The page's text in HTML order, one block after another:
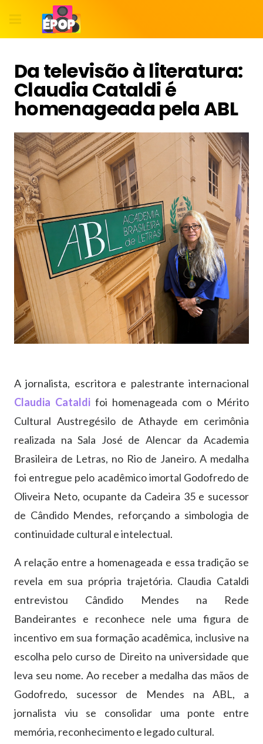
Da televisão à literatura:
Claudia Cataldi é
homenageada pela ABL
A jornalista, escritora e palestrante internacional
Claudia Cataldi foi homenageada com o Mérito
Cultural Austregésilo de Athayde em cerimônia
realizada na Sala José de Alencar da Academia
Brasileira de Letras, no Rio de Janeiro. A medalha
foi entregue pelo acadêmico imortal Godofredo de
Oliveira Neto, ocupante da Cadeira 35 e sucessor
de Cândido Mendes, reforçando a simbologia de
continuidade cultural e intelectual.
A relação entre a homenageada e essa tradição se
revela em sua própria trajetória. Claudia Cataldi
entrevistou Cândido Mendes na Rede
Bandeirantes e reconhece nele uma figura de
incentivo em sua formação acadêmica, inclusive na
escolha pelo curso de Direito na universidade que
leva seu nome. Ao receber a medalha das mãos de
Godofredo, sucessor de Mendes na ABL, a
jornalista viu se consolidar uma ponte entre
memória, reconhecimento e legado cultural.